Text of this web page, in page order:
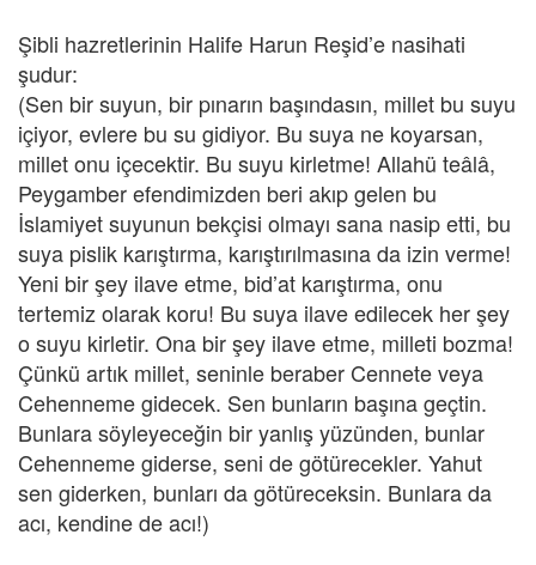
Şibli hazretlerinin Halife Harun Reşid’e nasihati
şudur:
(Sen bir suyun, bir pınarın başındasın, millet bu suyu
içiyor, evlere bu su gidiyor. Bu suya ne koyarsan,
millet onu içecektir. Bu suyu kirletme! Allahü teâlâ,
Peygamber efendimizden beri akıp gelen bu
İslamiyet suyunun bekçisi olmayı sana nasip etti, bu
suya pislik karıştırma, karıştırılmasına da izin verme!
Yeni bir şey ilave etme, bid’at karıştırma, onu
tertemiz olarak koru! Bu suya ilave edilecek her şey
o suyu kirletir. Ona bir şey ilave etme, milleti bozma!
Çünkü artık millet, seninle beraber Cennete veya
Cehenneme gidecek. Sen bunların başına geçtin.
Bunlara söyleyeceğin bir yanlış yüzünden, bunlar
Cehenneme giderse, seni de götürecekler. Yahut
sen giderken, bunları da götüreceksin. Bunlara da
acı, kendine de acı!)